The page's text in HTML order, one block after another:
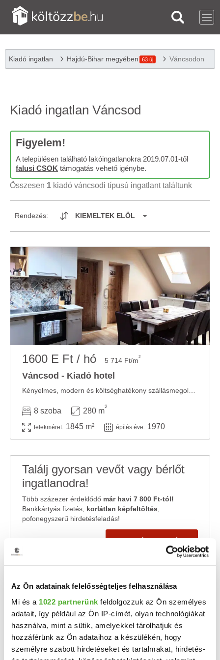
Az Ön adatainak felelősségteljes felhasználása
Mi és a 1022 partnerünk feldolgozzuk az Ön személyes
adatait, így például az Ön IP-címét, olyan technológiákat
használva, mint a sütik, amelyekkel tárolhatjuk és
hozzáférünk az Ön adataihoz a készülékén, hogy
személyre szabott hirdetéseket és tartalmakat, hirdetés-
Kiadó ingatlan Hajdú-Bihar megyében 63 új Váncsodon
Kiadó ingatlan Váncsod
Figyelem!
A településen található lakóingatlanokra 2019.07.01-től
falusi CSOK támogatás vehető igénybe.
Összesen 1 kiadó váncsodi típusú ingatlant találtunk
Rendezés: KIEMELTEK ELÖL
1600 E Ft / hó 5 714 Ft/m2
Váncsod - Kiadó hotel
8 szoba 280 m
2
telekméret: 1845 m² építés éve: 1970
Találj gyorsan vevőt vagy bérlőt
ingatlanodra!
Több százezer érdeklődő már havi 7 800 Ft-tól!
Bankkártyás fizetés, korlátlan képfeltöltés
pofonegyszerű hirdetésfeladás!
HIRDETÉS FELADÁSA
HIRDETÉSFIGYELŐ
Nem találod amit keresel? Add meg email címedet és
küldjük az új hirdetéseket!